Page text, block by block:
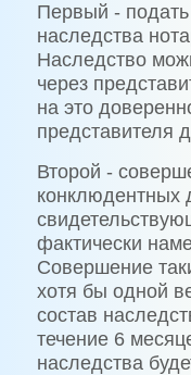
Первый -
наследства
Наследство
через
на это
представителя
Второй -
конклюдентных
фактически
Совершение
хотя бы одной
состав
течение 6
наследства